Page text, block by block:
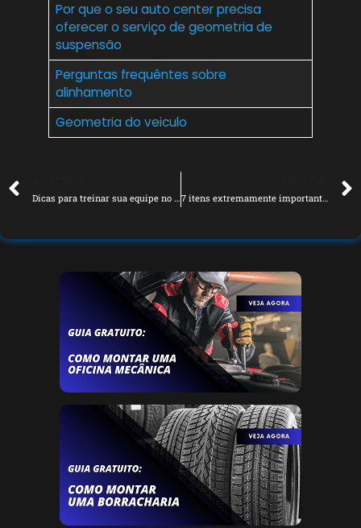
Por que o seu auto center precisa
oferecer o serviço de geometria de
suspensão
Perguntas frequêntes sobre
alinhamento
Geometria do veiculo
7 itens extremamente importantes durante a manutenção preventiva